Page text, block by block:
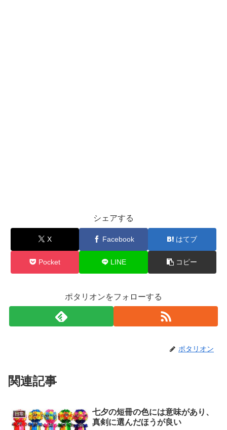
シェアする
X Facebook はてブ
Pocket LINE コピー
ポタリオンをフォローする
ポタリオン
関連記事
日常
七夕の短冊の色には意味があり、
真剣に選んだほうが良い